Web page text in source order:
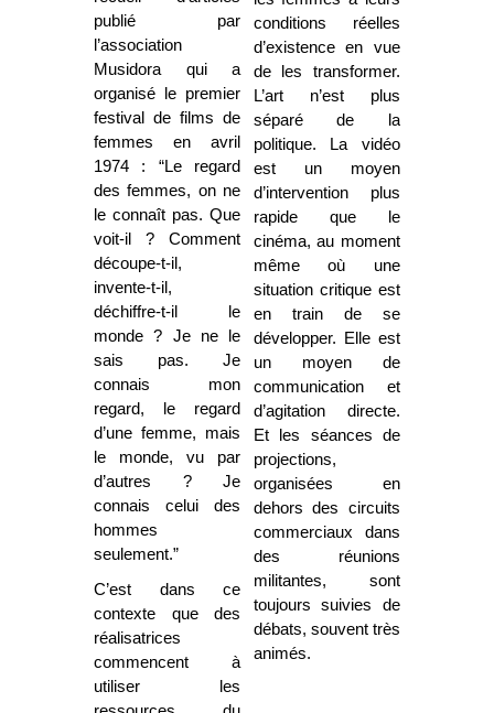
publié par
l’association
Musidora qui a
organisé le premier
festival de films de
femmes en avril
1974 : “Le regard
des femmes, on ne
le connaît pas. Que
voit-il ? Comment
découpe-t-il,
invente-t-il,
déchiffre-t-il le
monde ? Je ne le
sais pas. Je
connais mon
regard, le regard
d’une femme, mais
le monde, vu par
d’autres ? Je
connais celui des
hommes
seulement.”
C’est dans ce
contexte que des
réalisatrices
commencent à
utiliser les
conditions réelles
d’existence en vue
de les transformer.
L’art n’est plus
séparé de la
politique.
La vidéo
est un moyen
d’intervention plus
rapide que le
cinéma, au moment
même où une
situation critique est
en train de se
développer. Elle est
un moyen de
communication et
d’agitation directe.
Et les séances de
projections,
organisées en
dehors des circuits
commerciaux dans
des réunions
militantes, sont
toujours suivies de
débats, souvent très
animés.